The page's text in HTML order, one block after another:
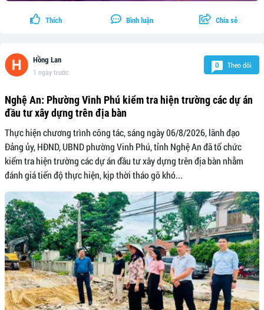
Thích Bình luận Chia sẻ
Hồng Lan
1 ngày trước
0 Theo dõi
Nghệ An: Phường Vinh Phú kiểm tra hiện trường các dự án
đầu tư xây dựng trên địa bàn
Thực hiện chương trình công tác, sáng ngày 06/8/2026, lãnh đạo
Đảng ủy, HĐND, UBND phường Vinh Phú, tỉnh Nghệ An đã tổ chức
kiểm tra hiện trường các dự án đầu tư xây dựng trên địa bàn nhằm
đánh giá tiến độ thực hiện, kịp thời tháo gỡ khó...